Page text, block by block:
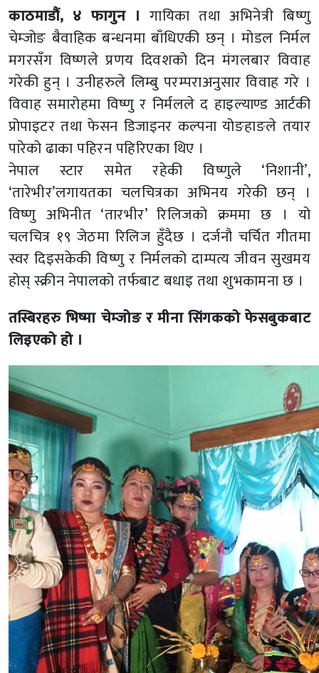
काठमाडौं, ४ फागुन । गायिका तथा अभिनेत्री बिष्णु
चेम्जोङ बैवाहिक बन्धनमा बाँधिएकी छन् । मोडल निर्मल
मगरसँग विष्णले प्रणय दिवशको दिन मंगलबार विवाह
गरेकी हुन् । उनीहरुले लिम्बु परम्पराअनुसार विवाह गरे ।
विवाह समारोहमा विष्णु र निर्मलले द हाइल्याण्ड आर्टकी
प्रोपाइटर तथा फेसन डिजाइनर कल्पना योङहाङले तयार
पारेको ढाका पहिरन पहिरिएका थिए ।
नेपाल स्टार समेत रहेकी विष्णुले ‘निशानी’,
‘तारेभीर’लगायतका चलचित्रका अभिनय गरेकी छन् ।
विष्णु अभिनीत ‘तारभीर’ रिलिजको क्रममा छ । यो
चलचित्र १९ जेठमा रिलिज हुँदैछ । दर्जनौ चर्चित गीतमा
स्वर दिइसकेकी विष्णु र निर्मलको दाम्पत्य जीवन सुखमय
होस् स्क्रीन नेपालको तर्फबाट बधाइ तथा शुभकामना छ ।
तस्बिरहरु भिष्मा चेम्जोङ र मीना सिंगकको फेसबुकबाट
लिइएको हो ।